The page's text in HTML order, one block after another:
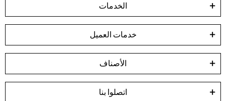
الخدمات
خدمات العميل
الأصناف
اتصلوا بنا